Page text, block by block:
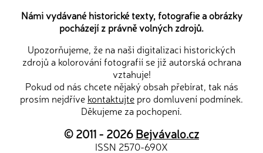
Námi vydávané historické texty, fotografie a obrázky
pocházejí z právně volných zdrojů.
Upozorňujeme, že na naši digitalizaci historických
zdrojů a kolorování fotografií se již autorská ochrana
vztahuje!
Pokud od nás chcete nějaký obsah přebírat, tak nás
prosím nejdříve kontaktujte pro domluvení podmínek.
Děkujeme za pochopení.
© 2011 - 2026Bejvávalo.cz
ISSN 2570-690X